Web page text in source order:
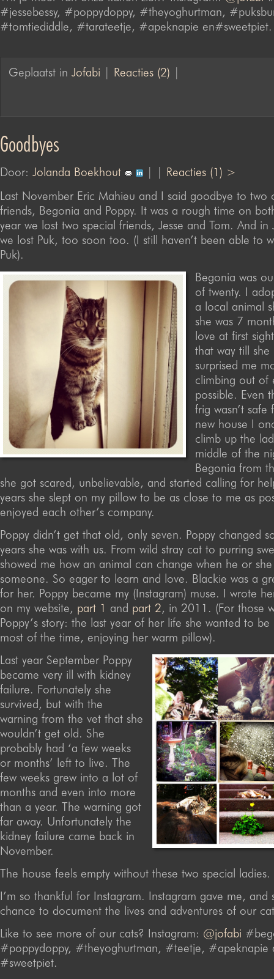
#jessebessy, #poppydoppy, #theyoghurtman,
#tomtiediddle, #tarateetje, #apeknapie en#sweetpiet.
Geplaatst in Jofabi Reacties (2)
Goodbyes
Door: Jolanda Boekhout
Reacties (1) >
Last November Eric Mahieu and I said goodbye to two
friends, Begonia and Poppy. It was a rough time on
year we lost two special friends, Jesse and Tom. And in
we lost Puk, too soon too. (I still haven’t been able to
Puk).
Begonia was
of twenty. I
a local animal
she was 7
love at first
that way till she
surprised me
climbing out of
possible. Even
frig wasn’t
new house I
climb up the
middle of the
Begonia from
she got scared, unbelievable, and started calling for
years she slept on my pillow to be as close to me as
enjoyed each other’s company.
Poppy didn’t get that old, only seven. Poppy changed
years she was with us. From wild stray cat to purring
showed me how an animal can change when he or
someone. So eager to learn and love. Blackie was a
for her. Poppy became my (Instagram) muse. I wrote
on my website, part 1 and part 2, in 2011. (For those
Poppy’s story: the last year of her life she wanted to be
most of the time, enjoying her warm pillow).
Last year September Poppy
became very ill with kidney
failure. Fortunately she
survived, but with the
warning from the vet that she
wouldn’t get old. She
probably had ‘a few weeks
or months’ left to live. The
few weeks grew into a lot of
months and even into more
than a year. The warning got
far away. Unfortunately the
kidney failure came back in
November.
The house feels empty without these two special ladies.
I’m so thankful for Instagram. Instagram gave me, and
chance to document the lives and adventures of our
Like to see more of our cats? Instagram: @jofabi
#poppydoppy, #theyoghurtman, #teetje, #apeknapie
#sweetpiet.